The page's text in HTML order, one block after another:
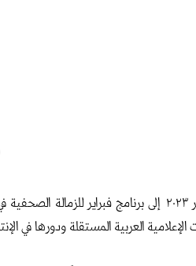
العربية المستقلة ودورها في